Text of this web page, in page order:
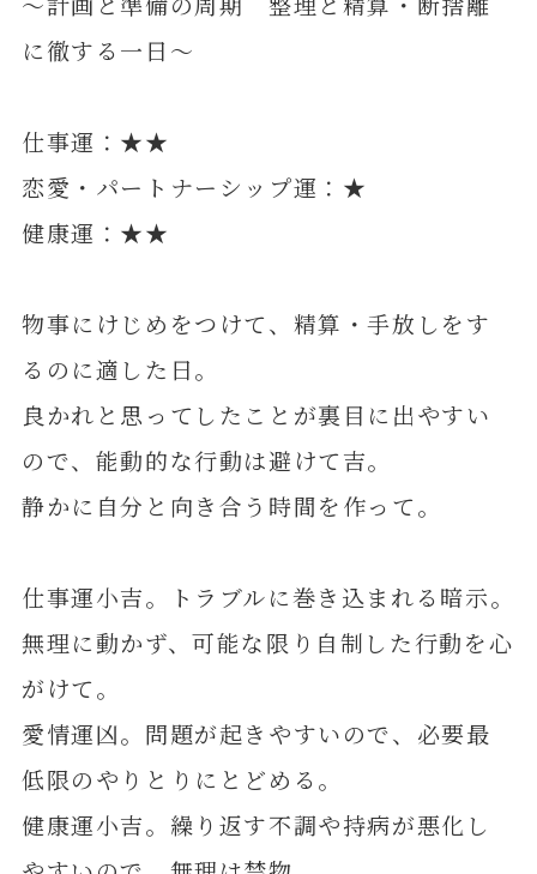
に徹する一日～
仕事運：★★
恋愛・パートナーシップ運：★
健康運：★★
物事にけじめをつけて、精算・手放しをす
るのに適した日。
良かれと思ってしたことが裏目に出やすい
ので、能動的な行動は避けて吉。
静かに自分と向き合う時間を作って。
仕事運小吉。トラブルに巻き込まれる暗示。
無理に動かず、可能な限り自制した行動を心
がけて。
愛情運凶。問題が起きやすいので、必要最
低限のやりとりにとどめる。
健康運小吉。繰り返す不調や持病が悪化し